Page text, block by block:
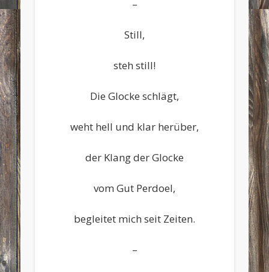
–
Still,
steh still!
Die Glocke schlägt,
weht hell und klar herüber,
der Klang der Glocke
vom Gut Perdoel,
begleitet mich seit Zeiten.
–